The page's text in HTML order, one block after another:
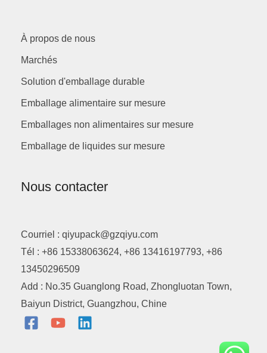
À propos de nous
Marchés
Solution d'emballage durable
Emballage alimentaire sur mesure
Emballages non alimentaires sur mesure
Emballage de liquides sur mesure
Nous contacter
Courriel : qiyupack@gzqiyu.com
Tél : +86 15338063624, +86 13416197793, +86
13450296509
Add : No.35 Guanglong Road, Zhongluotan Town,
Baiyun District, Guangzhou, Chine